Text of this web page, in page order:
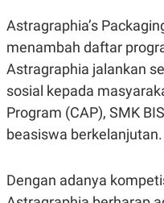
Astragraphia’s
menambah daftar
Astragraphia jalankan
sosial kepada
Program (CAP), SMK
beasiswa berkelanjutan.
Dengan adanya